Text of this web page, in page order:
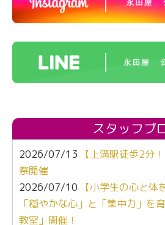
スタッフブ
2026/07/13
【上溝駅徒歩2分
祭開催
2026/07/10
【小学生の心と体
「穏やかな心」と「集中力」を
教室」開催！